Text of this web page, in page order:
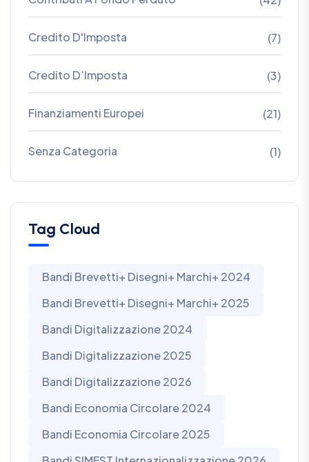
Credito D'Imposta (7)
Credito D’Imposta (3)
Finanziamenti Europei (21)
Senza Categoria (1)
Tag Cloud
Bandi Brevetti+ Disegni+ Marchi+ 2024
Bandi Brevetti+ Disegni+ Marchi+ 2025
Bandi Digitalizzazione 2024
Bandi Digitalizzazione 2025
Bandi Digitalizzazione 2026
Bandi Economia Circolare 2024
Bandi Economia Circolare 2025